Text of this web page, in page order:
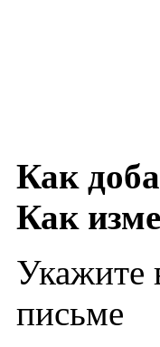
Как
Как
Укажите
письме